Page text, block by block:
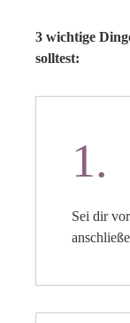
3 wichtige
solltest:
1.
Sei dir